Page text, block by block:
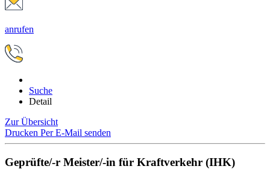
anrufen
Suche
Detail
Zur Übersicht
Drucken Per E-Mail senden
Geprüfte/-r Meister/-in für Kraftverkehr (IHK)